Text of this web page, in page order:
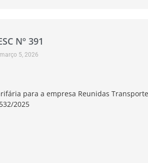
Nº 391
março 5, 2026
para a empresa Reunidas
2025